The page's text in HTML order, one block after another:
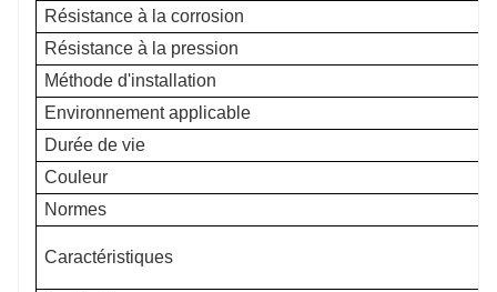
Résistance à la corrosion
Résistance à la pression
Méthode d'installation
Environnement applicable
Durée de vie
Couleur
Normes
Caractéristiques